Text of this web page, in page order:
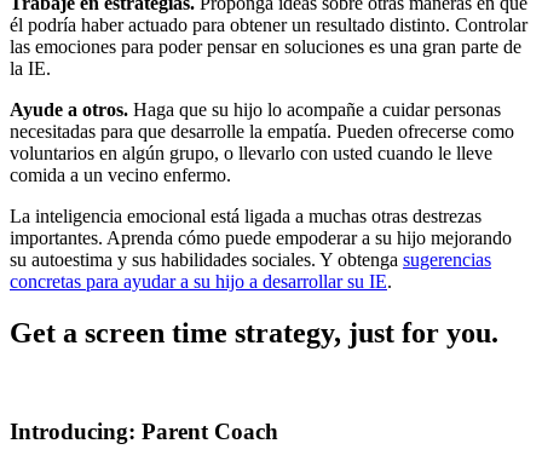
él podría haber actuado para obtener un resultado distinto. Controlar
las emociones para poder pensar en soluciones es una gran parte de
la IE.
Ayude a otros. Haga que su hijo lo acompañe a cuidar personas
necesitadas para que desarrolle la empatía. Pueden ofrecerse como
voluntarios en algún grupo, o llevarlo con usted cuando le lleve
comida a un vecino enfermo.
La inteligencia emocional está ligada a muchas otras destrezas
importantes. Aprenda cómo puede empoderar a su hijo mejorando
su autoestima y sus habilidades sociales. Y obtenga sugerencias
concretas para ayudar a su hijo a desarrollar su IE.
Get a screen time strategy, just for you.
Introducing: Parent Coach